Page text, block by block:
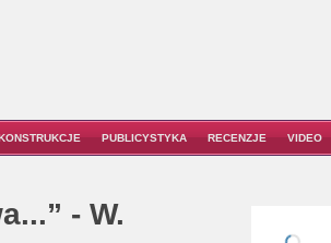
PUBLICYSTYKA RECENZJE VIDEO
- W.